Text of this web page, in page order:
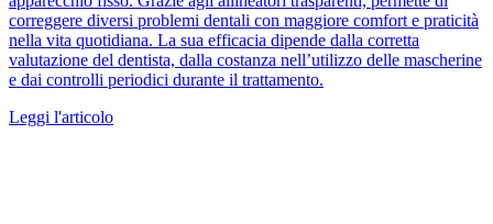
correggere diversi problemi dentali con maggiore comfort e praticità
nella vita quotidiana. La sua efficacia dipende dalla corretta
valutazione del dentista, dalla costanza nell’utilizzo delle mascherine
e dai controlli periodici durante il trattamento.
Leggi l'articolo